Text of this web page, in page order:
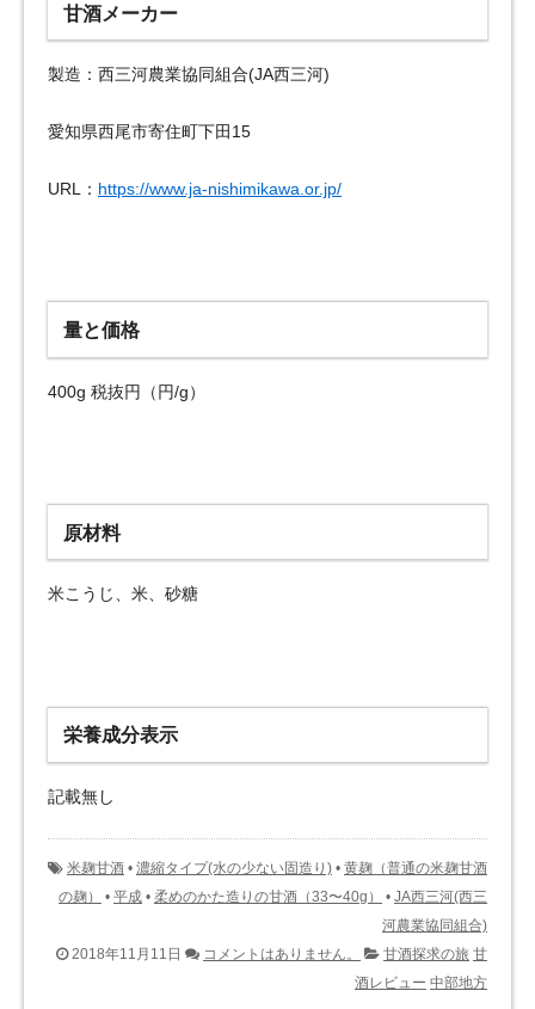
甘酒メーカー
製造：西三河農業協同組合(JA西三河)
愛知県西尾市寄住町下田15
URL： https://www.ja-nishimikawa.or.jp/
量と価格
400g 税抜円（円/g）
原材料
米こうじ、米、砂糖
栄養成分表示
記載無し
米麹甘酒 • 濃縮タイプ(水の少ない固造り) • 黄麹（普通の米麹甘酒
の麹）
• 平成 • 柔めのかた造りの甘酒（33〜40g） • JA西三河(西三
河農業協同組合)
2018年11月11日
コメントはありません。 甘酒探求の旅 甘
酒レビュー 中部地方